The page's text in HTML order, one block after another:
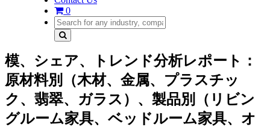
0
模、シェア、トレンド分析レポート：
原材料別（木材、金属、プラスチッ
ク、翡翠、ガラス）、製品別（リビン
グルーム家具、ベッドルーム家具、オ